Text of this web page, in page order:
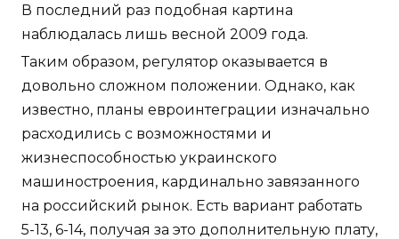
В последний раз подобная картина
наблюдалась лишь весной 2009 года.
Таким образом, регулятор оказывается в
довольно сложном положении. Однако, как
известно, планы евроинтеграции изначально
расходились с возможностями и
жизнеспособностью украинского
машиностроения, кардинально завязанного
на российский рынок. Есть вариант работать
5-13, 6-14, получая за это дополнительную плату,